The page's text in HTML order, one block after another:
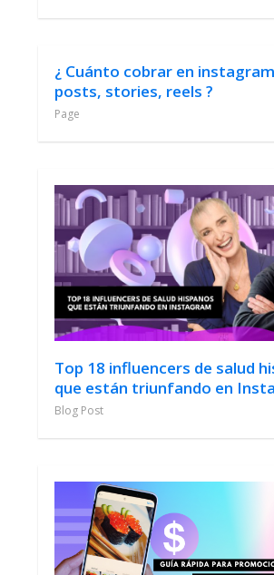
¿ Cuánto cobrar en
posts, stories, reels ?
Page
Top 18 influencers de salud
que están triunfando en
Blog Post